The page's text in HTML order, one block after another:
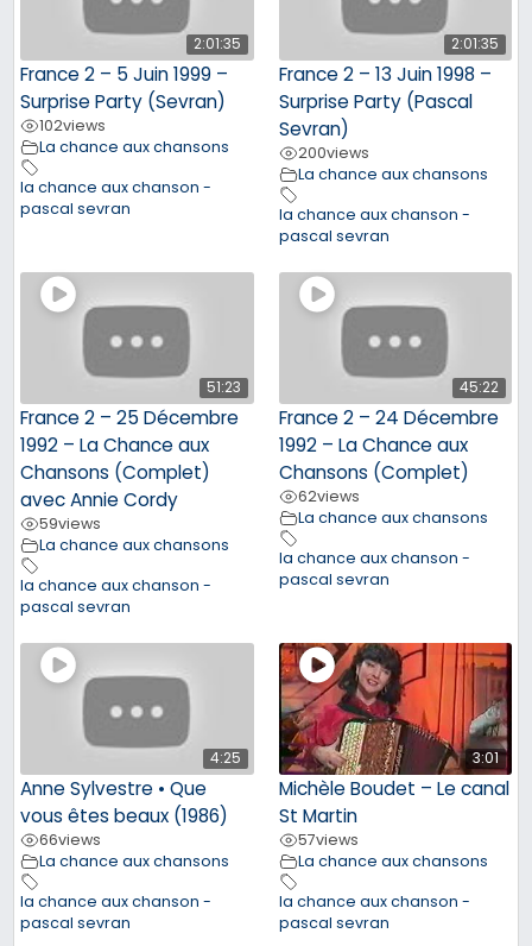
2:01:35
France 2 – 5 Juin 1999 –
Surprise Party (Sevran)
102views
La chance aux chansons
la chance aux chanson -
pascal sevran
2:01:35
France 2 – 13 Juin 1998 –
Surprise Party (Pascal
Sevran)
200views
La chance aux chansons
la chance aux chanson -
pascal sevran
51:23
France 2 – 25 Décembre
1992 – La Chance aux
Chansons (Complet)
avec Annie Cordy
59views
La chance aux chansons
la chance aux chanson -
pascal sevran
45:22
France 2 – 24 Décembre
1992 – La Chance aux
Chansons (Complet)
62views
La chance aux chansons
la chance aux chanson -
pascal sevran
4:25
Anne Sylvestre • Que
vous êtes beaux (1986)
66views
La chance aux chansons
la chance aux chanson -
pascal sevran
3:01
Michèle Boudet – Le canal
St Martin
57views
La chance aux chansons
la chance aux chanson -
pascal sevran